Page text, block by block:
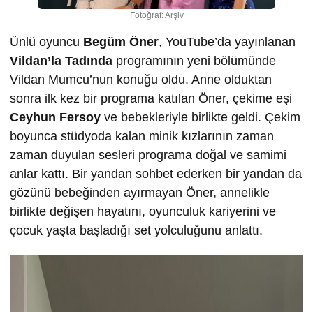
Fotoğraf: Arşiv
Ünlü oyuncu Begüm Öner, YouTube’da yayınlanan
Vildan’la Tadında programının yeni bölümünde
Vildan Mumcu’nun konuğu oldu. Anne olduktan
sonra ilk kez bir programa katılan Öner, çekime eşi
Ceyhun Fersoy ve bebekleriyle birlikte geldi. Çekim
boyunca stüdyoda kalan minik kızlarının zaman
zaman duyulan sesleri programa doğal ve samimi
anlar kattı. Bir yandan sohbet ederken bir yandan da
gözünü bebeğinden ayırmayan Öner, annelikle
birlikte değişen hayatını, oyunculuk kariyerini ve
çocuk yaşta başladığı set yolculuğunu anlattı.